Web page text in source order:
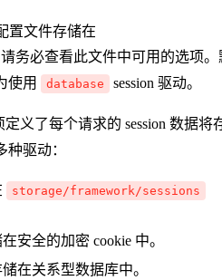
置文件存储在
务必查看此文件中可用的选项。
使用
database session 驱动。
定义了每个请求的 session 数据将
种驱动：
storage/framework/sessions
在安全的加密 cookie 中。
储在关系型数据库中。